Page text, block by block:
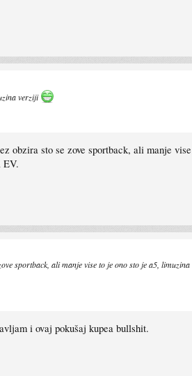
verziji
obzira sto se zove sportback, ali manje
EV.
sportback, ali manje vise to je ono sto je a5,
i ovaj pokušaj kupea bullshit.